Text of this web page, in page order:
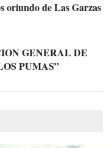
oriundo de Las Garzas
GENERAL DE
PUMAS”